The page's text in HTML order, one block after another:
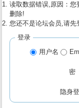
读取数据错误,原因：
删除!
您还不是论坛会员,请先
登录
用户名
密
隐身